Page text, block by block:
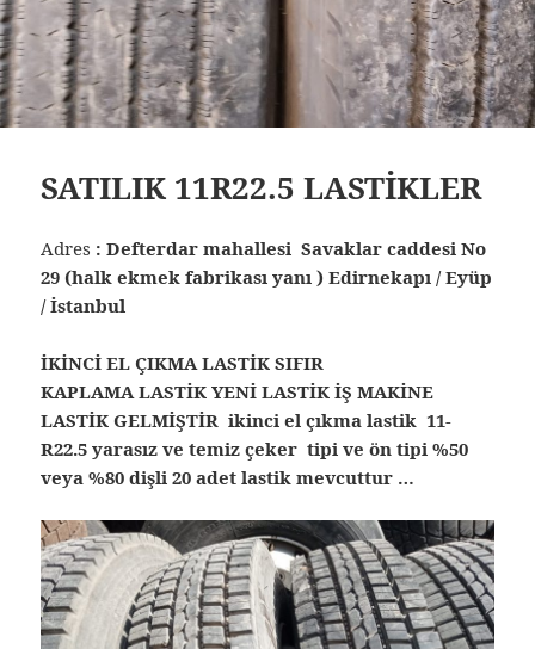
SATILIK 11R22.5 LASTİKLER
Adres : Defterdar mahallesi Savaklar caddesi No
29 (halk ekmek fabrikası yanı ) Edirnekapı / Eyüp
/ İstanbul
İKİNCİ EL ÇIKMA LASTİK SIFIR
KAPLAMA LASTİK YENİ LASTİK İŞ MAKİNE
LASTİK GELMİŞTİRikinci el çıkma lastik 11-
R22.5 yarasız ve temiz çeker tipi ve ön tipi %50
veya %80 dişli 20 adet lastik mevcuttur …